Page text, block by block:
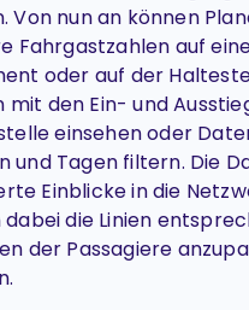
Von nun an können
Fahrgastzahlen auf
oder auf der
mit den Ein- und
einsehen oder
und Tagen filtern. Die
Einblicke in die
die Linien
der Passagiere